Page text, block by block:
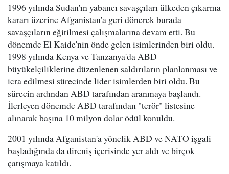
1996 yılında Sudan'ın yabancı savaşçıları ülkeden çıkarma
kararı üzerine Afganistan'a geri dönerek burada
savaşçıların eğitilmesi çalışmalarına devam etti. Bu
dönemde El Kaide'nin önde gelen isimlerinden biri oldu.
1998 yılında Kenya ve Tanzanya'da ABD
büyükelçiliklerine düzenlenen saldırıların planlanması ve
icra edilmesi sürecinde lider isimlerden biri oldu. Bu
sürecin ardından ABD tarafından aranmaya başlandı.
İlerleyen dönemde ABD tarafından "terör" listesine
alınarak başına 10 milyon dolar ödül konuldu.
2001 yılında Afganistan'a yönelik ABD ve NATO işgali
başladığında da direniş içerisinde yer aldı ve birçok
çatışmaya katıldı.